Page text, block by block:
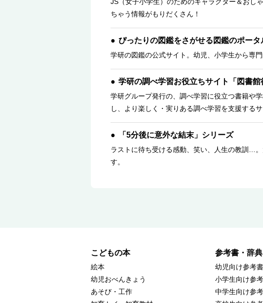
ちゃう情報がもりだくさん！
ぴったりの図鑑をさがせる図鑑のポータ
学研の図鑑の公式サイト。幼児、小学生から専
学研の調べ学習お役立ちサイト「図書館
学研グループ発行の、調べ学習に役立つ書籍や
し、より楽しく・実りある調べ学習を支援するサ
「5分後に意外な結末」シリーズ
ラストに待ち受ける感動、笑い、人生の教訓…
す。
こどもの本
絵本
幼児おべんきょう
あそび・工作
参考書・辞
幼児向け参考
小学生向け参
中学生向け参